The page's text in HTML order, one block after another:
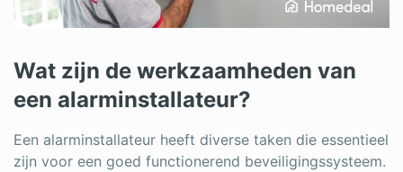
Wat zijn de werkzaamheden van
een alarminstallateur?
Een alarminstallateur heeft diverse taken die essentieel
zijn voor een goed functionerend beveiligingssysteem.